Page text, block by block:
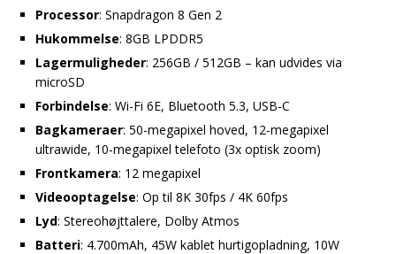
Processor: Snapdragon 8 Gen 2
Hukommelse: 8GB LPDDR5
Lagermuligheder: 256GB / 512GB – kan udvides via
microSD
Forbindelse: Wi-Fi 6E, Bluetooth 5.3, USB-C
Bagkameraer: 50-megapixel hoved, 12-megapixel
ultrawide, 10-megapixel telefoto (3x optisk zoom)
Frontkamera: 12 megapixel
Videooptagelse: Op til 8K 30fps / 4K 60fps
Lyd: Stereohøjttalere, Dolby Atmos
Batteri: 4.700mAh, 45W kablet hurtigopladning, 10W